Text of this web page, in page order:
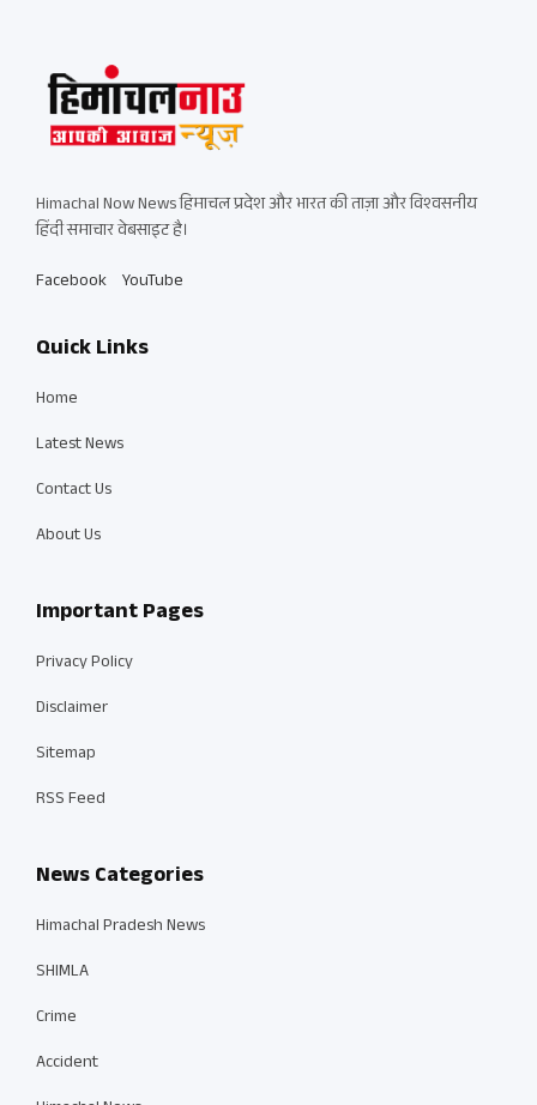
Himachal Now News हिमाचल प्रदेश और भारत की ताज़ा और विश्वसनीय
हिंदी समाचार वेबसाइट है।
Facebook YouTube
Quick Links
Home
Latest News
Contact Us
About Us
Important Pages
Privacy Policy
Disclaimer
Sitemap
RSS Feed
News Categories
Himachal Pradesh News
SHIMLA
Crime
Accident